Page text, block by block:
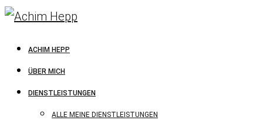
ACHIM HEPP
ÜBER MICH
DIENSTLEISTUNGEN
ALLE MEINE DIENSTLEISTUNGEN